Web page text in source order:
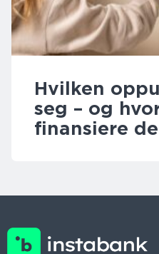
Hvilken
seg – og
finansiere